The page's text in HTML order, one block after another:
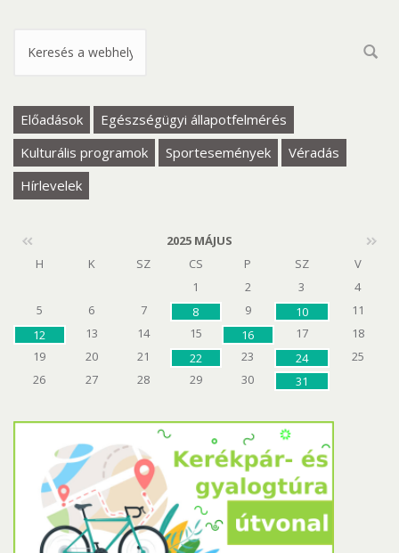
Keresés űrlap
Előadások
Egészségügyi állapotfelmérés
Kulturális programok
Sportesemények
Véradás
Hírlevelek
H K SZ CS P SZ
V
1
2 3
4
5
6 7 8 9 10
11
12
13 14 15 16 17
18
19
20 21 22 23 24
25
26
27 28 29 30 31
2025 MÁJUS